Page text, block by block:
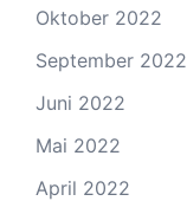
Oktober 2022
September 2022
Juni 2022
Mai 2022
April 2022